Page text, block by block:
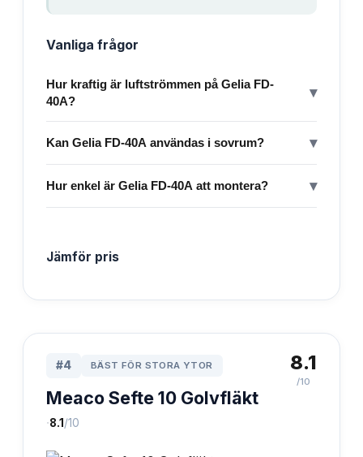
Vanliga frågor
Hur kraftig är luftströmmen på Gelia FD-
40A?
▾
Kan Gelia FD-40A användas i sovrum? ▾
Hur enkel är Gelia FD-40A att montera? ▾
Jämför pris
#4 BÄST FÖR STORA YTOR
Meaco Sefte 10 Golvfläkt
·8.1 /10
8.1
/10